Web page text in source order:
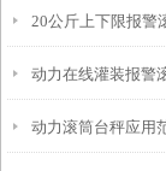
称
20公斤上下限报警
动力在线灌装报警
动力滚筒台秤应用